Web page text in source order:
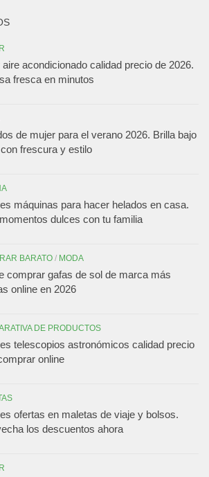
aire acondicionado calidad precio de 2026.
fresca en minutos
de mujer para el verano 2026. Brilla bajo
frescura y estilo
máquinas para hacer helados en casa.
dulces con tu familia
BARATO / MODA
comprar gafas de sol de marca más
online en 2026
DE PRODUCTOS
telescopios astronómicos calidad precio
online
ofertas en maletas de viaje y bolsos.
los descuentos ahora